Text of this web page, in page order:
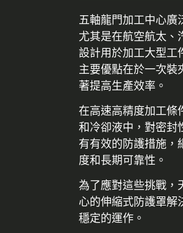
五軸龍門加工中心廣
尤其是在航空航太、
設計用於加工大型工
主要優點在於一次裝
著提高生產效率。
在高速高精度加工條
和冷卻液中，對密封
有有效的防護措施，
度和長期可靠性。
為了應對這些挑戰，
心的伸縮式防護罩解
穩定的運作。